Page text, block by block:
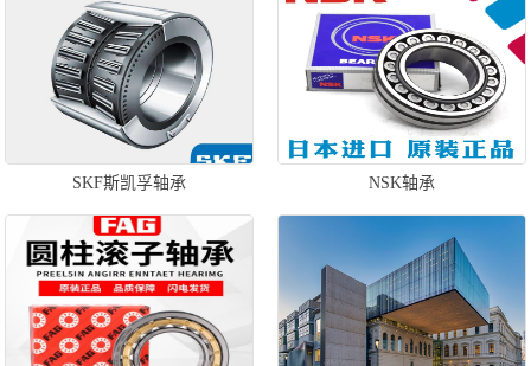
SKF斯凯孚轴承 NSK轴承